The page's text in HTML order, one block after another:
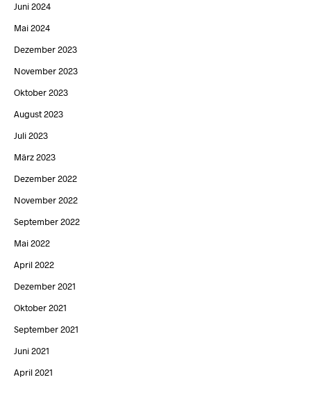
Juni 2024
Mai 2024
Dezember 2023
November 2023
Oktober 2023
August 2023
Juli 2023
März 2023
Dezember 2022
November 2022
September 2022
Mai 2022
April 2022
Dezember 2021
Oktober 2021
September 2021
Juni 2021
April 2021